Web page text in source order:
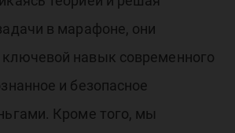
в марафоне, они
навык современного
и безопасное
Кроме того, мы